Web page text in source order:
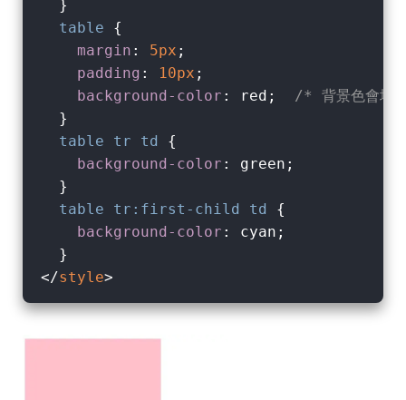
  }
table {
margin : 5px ;
padding : 10px ;
background-color : red; /* 背景色會
  }
table
tr td
{
background-color : green;
  }
table
tr :first-child td
{
background-color : cyan;
</style>